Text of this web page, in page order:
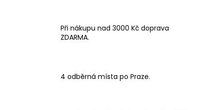
Při nákupu nad 3000 Kč doprava
ZDARMA.
4 odběrná místa po Praze.